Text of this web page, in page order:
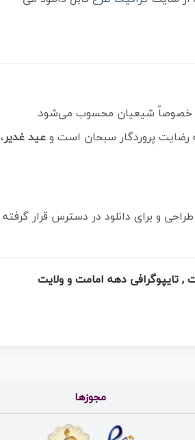
خصوصاً شیعیان محسوب می‌شود.
رضایت پروردگار سبحان است و عید غدیر،
و برای دانلود در دسترس قرار گرفته
مجوزها